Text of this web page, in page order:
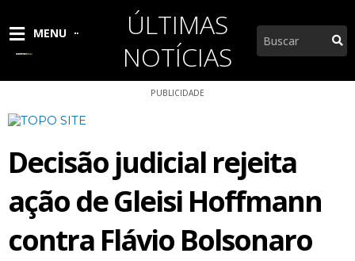
MENU
ÚLTIMAS
NOTÍCIAS
Pesquisar
PUBLICIDADE
Decisão judicial rejeita
ação de Gleisi Hoffmann
contra Flávio Bolsonaro